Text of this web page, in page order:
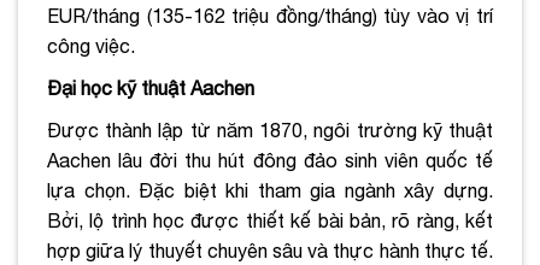
EUR/tháng (135-162 triệu đồng/tháng) tùy vào vị trí
công việc.
Đại học kỹ thuật Aachen
Được thành lập từ năm 1870, ngôi trường kỹ thuật
Aachen lâu đời thu hút đông đảo sinh viên quốc tế
lựa chọn. Đặc biệt khi tham gia ngành xây dựng.
Bởi, lộ trình học được thiết kế bài bản, rõ ràng, kết
hợp giữa lý thuyết chuyên sâu và thực hành thực tế.